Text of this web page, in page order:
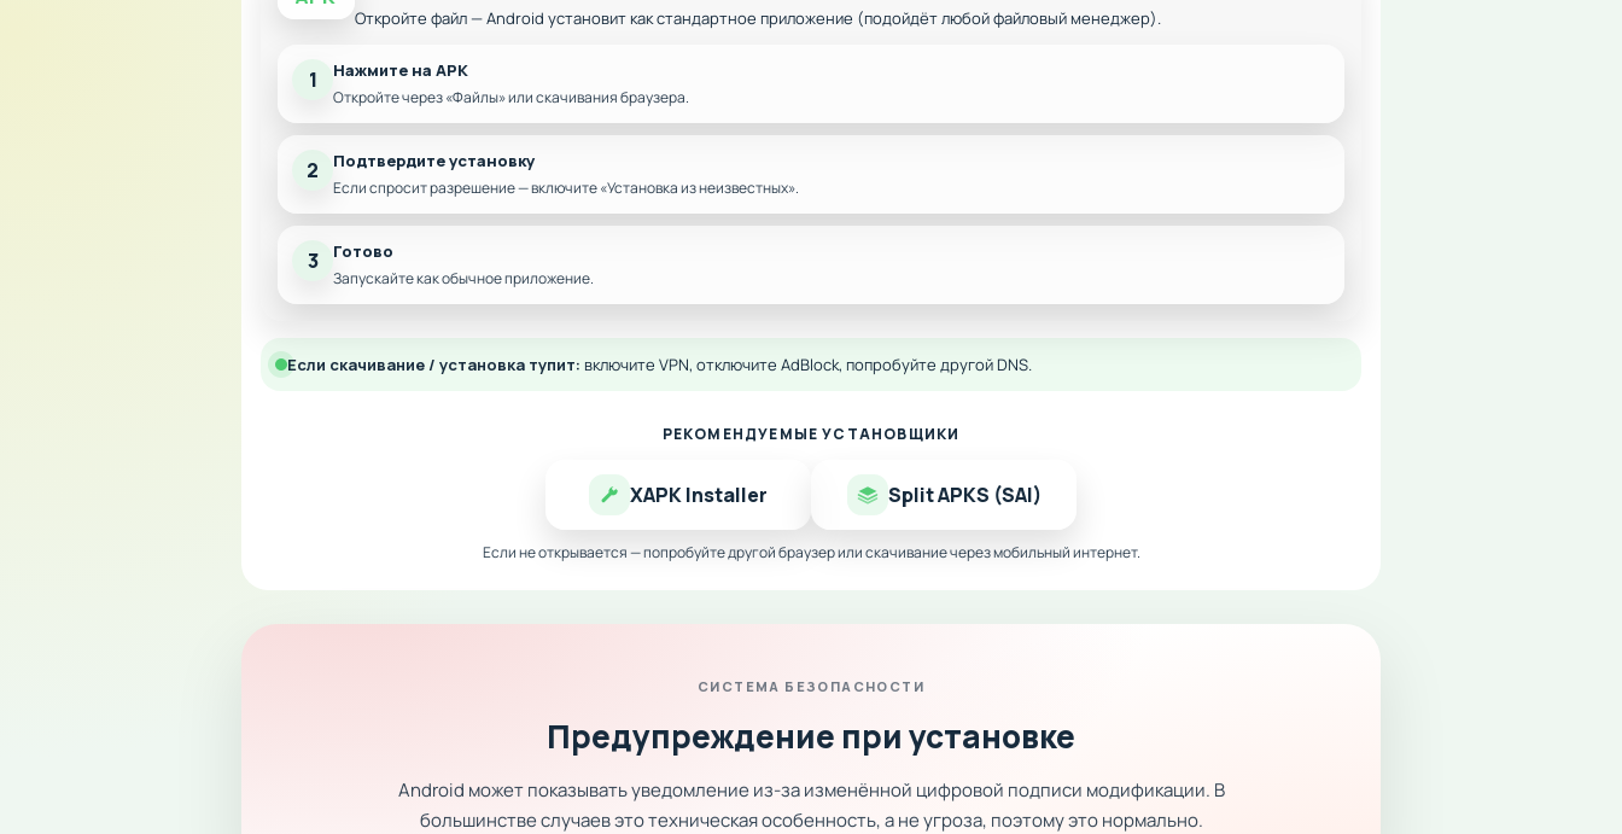
Откройте файл — Android установит как стандартное приложение (подойдёт любой файловый менеджер).
1 Нажмите на APK
Откройте через «Файлы» или скачивания браузера.
2 Подтвердите установку
Если спросит разрешение — включите «Установка из неизвестных».
3 Готово
Запускайте как обычное приложение.
Если скачивание / установка тупит: включите VPN, отключите AdBlock, попробуйте другой DNS.
РЕКОМЕНДУЕМЫЕ УСТАНОВЩИКИ
XAPK Installer Split APKS (SAI)
Если не открывается — попробуйте другой браузер или скачивание через мобильный интернет.
СИСТЕМА БЕЗОПАСНОСТИ
Предупреждение при установке
Android может показывать уведомление из-за изменённой цифровой подписи модификации. В
большинстве случаев это техническая особенность, а не угроза, поэтому это нормально.